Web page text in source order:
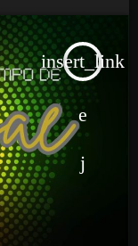
insert_link